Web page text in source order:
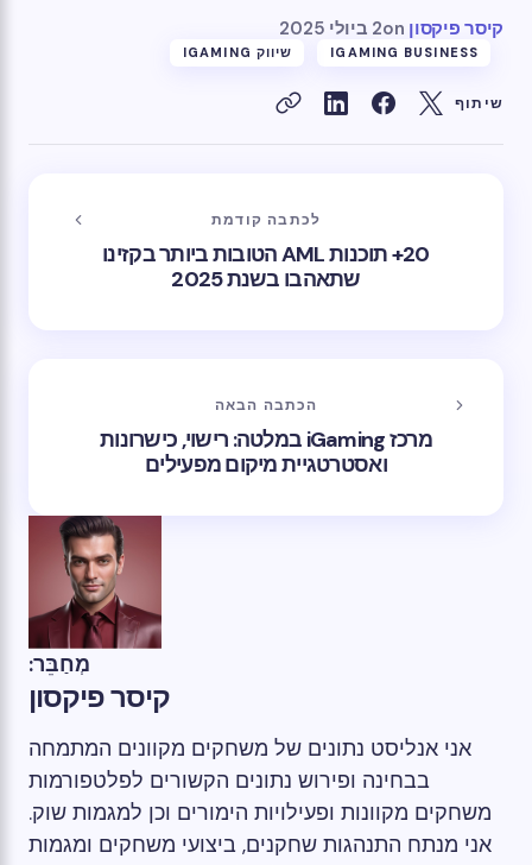
קיסר פיקסון on2 ביולי 2025
IGAMING BUSINESS שיווק IGAMING
שיתוף
לכתבה קודמת
20+ תוכנות AML הטובות ביותר בקזינו
שתאהבו בשנת 2025
הכתבה הבאה
מרכז iGaming במלטה: רישוי, כישרונות
ואסטרטגיית מיקום מפעילים
מְחַבֵּר:
קיסר פיקסון
אני אנליסט נתונים של משחקים מקוונים המתמחה
בבחינה ופירוש נתונים הקשורים לפלטפורמות
משחקים מקוונות ופעילויות הימורים וכן למגמות שוק.
אני מנתח התנהגות שחקנים, ביצועי משחקים ומגמות